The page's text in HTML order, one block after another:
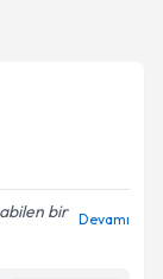
bir Devamı